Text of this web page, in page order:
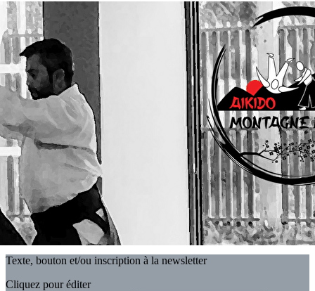
Exporter les lignes sélectionnées
Exporter toutes les colonnes
Exporter uniquement les colonnes affichées
Menu
<
Actualités
Actualités - Archives
Le Calendrier Aikido Montagne Noire
Agenda
?>
Images de la page d'accueil
Cliquez pour éditer
Texte, bouton et/ou inscription à la newsletter
Cliquez pour éditer